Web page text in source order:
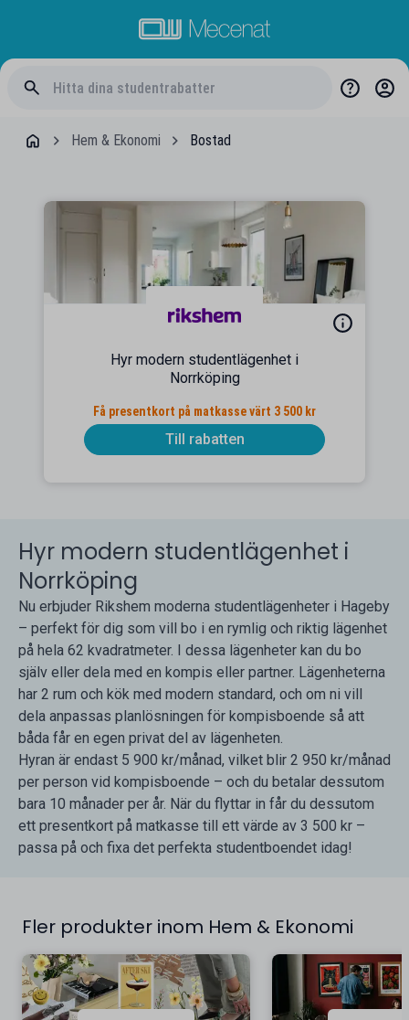
Hem & Ekonomi Bostad
Hyr modern studentlägenhet i
Norrköping
Få presentkort på matkasse värt 3 500 kr
Till rabatten
Hyr modern studentlägenhet i
Norrköping
Nu erbjuder Rikshem moderna studentlägenheter i Hageby
– perfekt för dig som vill bo i en rymlig och riktig lägenhet
på hela 62 kvadratmeter. I dessa lägenheter kan du bo
själv eller dela med en kompis eller partner. Lägenheterna
har 2 rum och kök med modern standard, och om ni vill
dela anpassas planlösningen för kompisboende så att
båda får en egen privat del av lägenheten.
Hyran är endast 5 900 kr/månad, vilket blir 2 950 kr/månad
per person vid kompisboende – och du betalar dessutom
bara 10 månader per år. När du flyttar in får du dessutom
ett presentkort på matkasse till ett värde av 3 500 kr –
passa på och fixa det perfekta studentboendet idag!
Fler produkter inom Hem & Ekonomi